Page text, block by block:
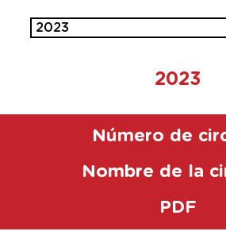
2023
2023
Número de
Nombre de la
PDF